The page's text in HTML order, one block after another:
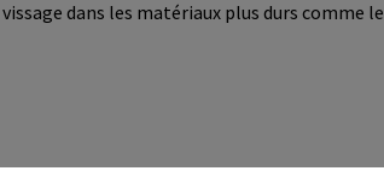
dans les matériaux plus durs